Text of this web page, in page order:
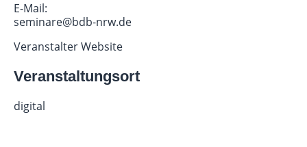
E-Mail:
seminare@bdb-nrw.de
Veranstalter Website
Veranstaltungsort
digital